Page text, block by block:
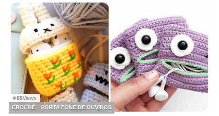
◉65Views
CROCHÊ
PORTA FONE DE OUVIDOS